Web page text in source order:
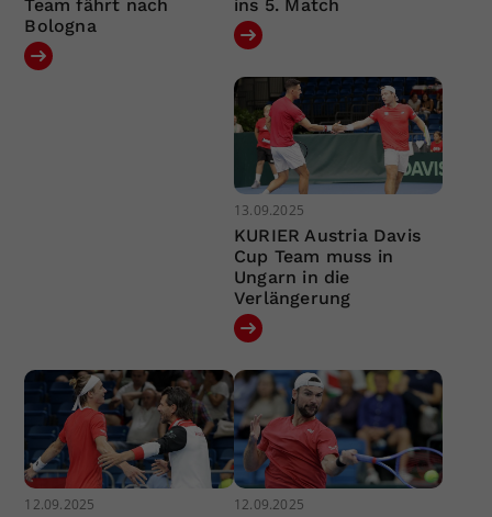
Team fährt nach
Bologna
ins 5. Match
13.09.2025
KURIER Austria Davis
Cup Team muss in
Ungarn in die
Verlängerung
12.09.2025 12.09.2025